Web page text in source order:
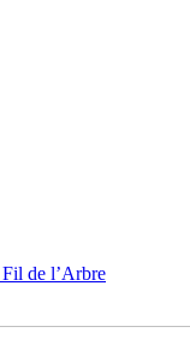
de l’Arbre